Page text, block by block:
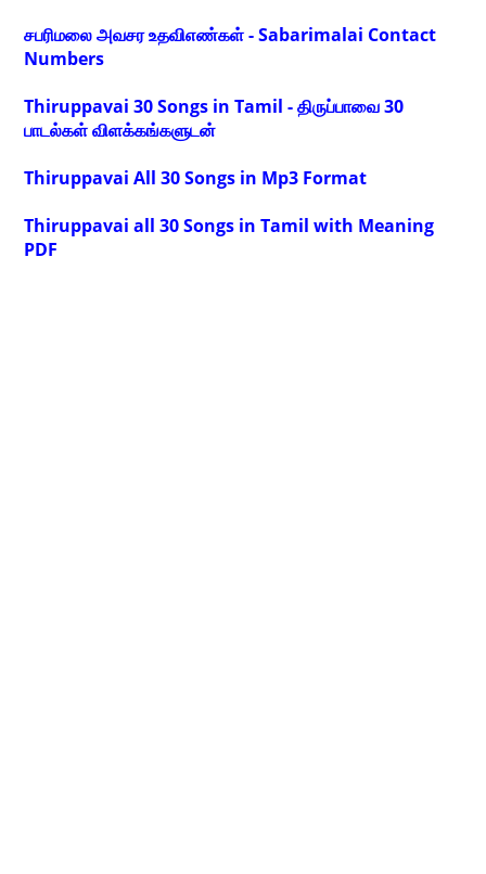
சபரிமலை அவசர உதவிஎண்கள் - Sabarimalai Contact
Numbers
Thiruppavai 30 Songs in Tamil - திருப்பாவை 30
பாடல்கள் விளக்கங்களுடன்
Thiruppavai All 30 Songs in Mp3 Format
Thiruppavai all 30 Songs in Tamil with Meaning
PDF